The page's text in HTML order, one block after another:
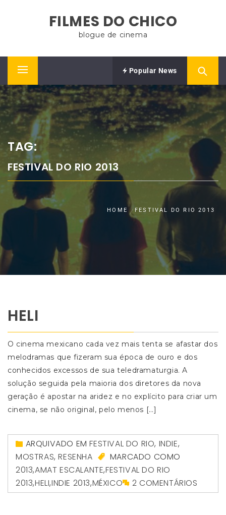
FILMES DO CHICO
blogue de cinema
Primary
Menu
Popular News
TAG:
FESTIVAL DO RIO 2013
HOME FESTIVAL DO RIO 2013
HELI
O cinema mexicano cada vez mais tenta se afastar dos
melodramas que fizeram sua época de ouro e dos
conhecidos excessos de sua teledramaturgia. A
solução seguida pela maioria dos diretores da nova
geração é apostar na aridez e no explícito para criar um
cinema, se não original, pelo menos […]
ARQUIVADO EMFESTIVAL DO RIO, INDIE,
MOSTRAS,RESENHA
MARCADO COMO
2013,AMAT ESCALANTE,FESTIVAL DO RIO
2013,HELI,INDIE 2013,MÉXICO 2 COMENTÁRIOS